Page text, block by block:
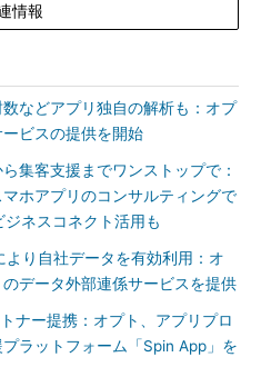
情報
などアプリ独自の解析も：オプ
ービスの提供を開始
集客支援までワンストップで：
ホアプリのコンサルティングで
ネスコネクト活用も
より自社データを有効利用：オ
データ外部連係サービスを提供
ナー提携：オプト、アプリプロ
ラットフォーム「Spin App」を